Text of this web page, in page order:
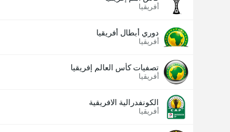
أفريقيا
دوري أبطال أفريقيا
أفريقيا
تصفيات كأس العالم إفريقيا
أفريقيا
الكونفدرالية الافريقية
أفريقيا